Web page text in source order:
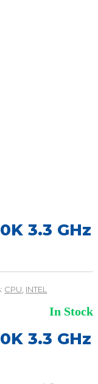
3.3 GHz
CPU, INTEL
In Stock
3.3 GHz